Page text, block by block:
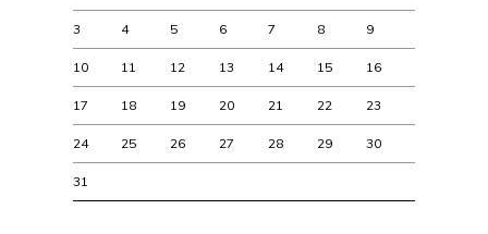
3 4 5 6 7 8 9
10 11 12 13 14 15 16
17 18 19 20 21 22 23
24 25 26 27 28 29 30
31